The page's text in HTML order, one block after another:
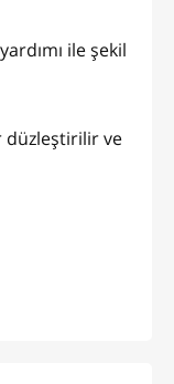
ile şekil
düzleştirilir ve